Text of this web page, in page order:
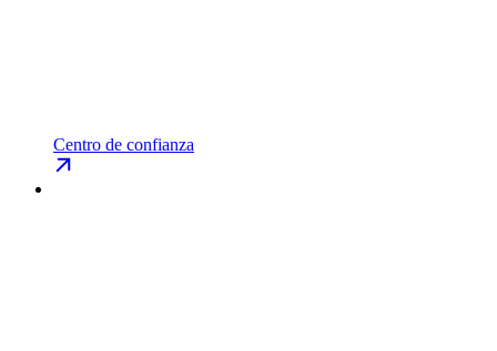
Centro de confianza